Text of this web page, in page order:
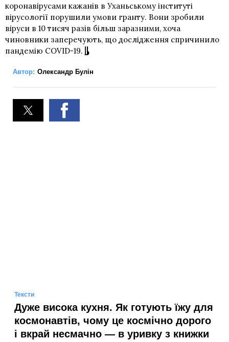
коронавірусами кажанів в Уханьському інституті
вірусології порушили умови гранту. Вони зробили
віруси в 10 тисяч разів більш заразними, хоча
чиновники заперечують, що дослідження спричинило
пандемію COVID-19.
Автор: Олександр Булін